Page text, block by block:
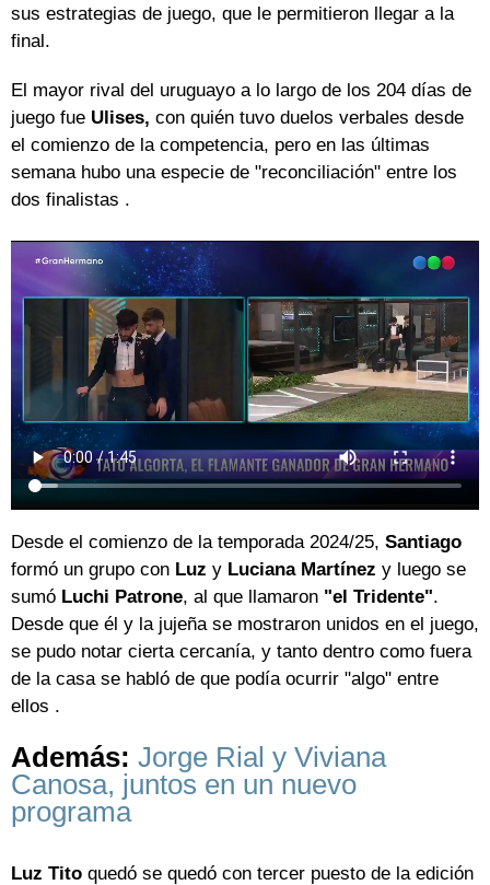
sus estrategias de juego, que le permitieron llegar a la
final.
El mayor rival del uruguayo a lo largo de los 204 días de
juego fue Ulises, con quién tuvo duelos verbales desde
el comienzo de la competencia, pero en las últimas
semana hubo una especie de "reconciliación" entre los
dos finalistas .
Desde el comienzo de la temporada 2024/25, Santiago
formó un grupo con Luz y Luciana Martínez y luego se
sumó Luchi Patrone, al que llamaron "el Tridente".
Desde que él y la jujeña se mostraron unidos en el juego,
se pudo notar cierta cercanía, y tanto dentro como fuera
de la casa se habló de que podía ocurrir "algo" entre
ellos .
Además: Jorge Rial y Viviana
Canosa, juntos en un nuevo
programa
Luz Tito quedó se quedó con tercer puesto de la edición